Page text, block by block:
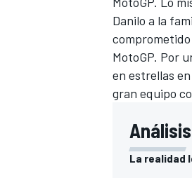
Danilo a la
MotoGP. Por
en estrellas
gran equipo
La realidad